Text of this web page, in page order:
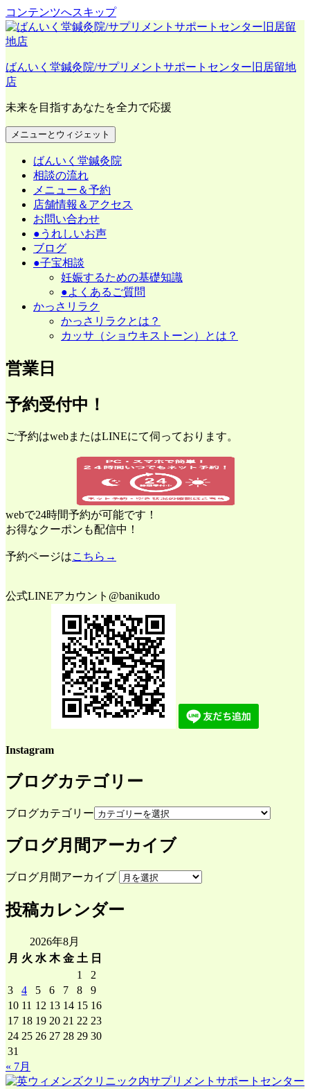
コンテンツへスキップ
ばんいく堂鍼灸院/サプリメントサポートセンター旧居留地
店
未来を目指すあなたを全力で応援
メニューとウィジェット
ばんいく堂鍼灸院
相談の流れ
メニュー＆予約
店舗情報＆アクセス
お問い合わせ
●うれしいお声
ブログ
●子宝相談
妊娠するための基礎知識
●よくあるご質問
かっさリラク
かっさリラクとは？
カッサ（ショウキストーン）とは？
営業日
予約受付中！
ご予約はwebまたはLINEにて伺っております。
webで24時間予約が可能です！
お得なクーポンも配信中！
予約ページはこちら→
公式LINEアカウント@banikudo
Instagram
ブログカテゴリー
ブログカテゴリー
ブログ月間アーカイブ
ブログ月間アーカイブ
投稿カレンダー
2026年8月
月 火 水 木 金 土 日
1
2
3
4 5 6 7 8
9
10 11 12 13 14 15 16
17 18 19 20 21 22 23
24 25 26 27 28 29 30
31
« 7月